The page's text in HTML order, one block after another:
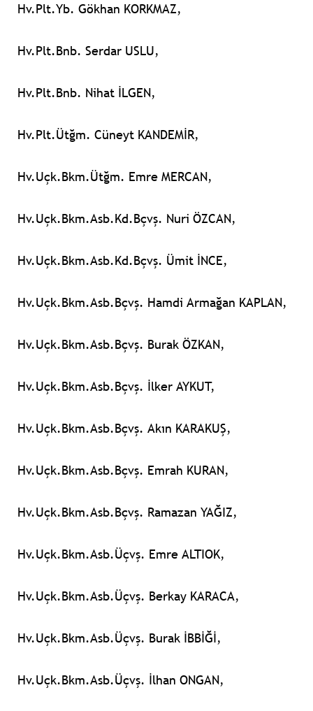
Hv.Plt.Yb. Gökhan KORKMAZ,
Hv.Plt.Bnb. Serdar USLU,
Hv.Plt.Bnb. Nihat İLGEN,
Hv.Plt.Ütğm. Cüneyt KANDEMİR,
Hv.Uçk.Bkm.Ütğm. Emre MERCAN,
Hv.Uçk.Bkm.Asb.Kd.Bçvş. Nuri ÖZCAN,
Hv.Uçk.Bkm.Asb.Kd.Bçvş. Ümit İNCE,
Hv.Uçk.Bkm.Asb.Bçvş. Hamdi Armağan KAPLAN,
Hv.Uçk.Bkm.Asb.Bçvş. Burak ÖZKAN,
Hv.Uçk.Bkm.Asb.Bçvş. İlker AYKUT,
Hv.Uçk.Bkm.Asb.Bçvş. Akın KARAKUŞ,
Hv.Uçk.Bkm.Asb.Bçvş. Emrah KURAN,
Hv.Uçk.Bkm.Asb.Bçvş. Ramazan YAĞIZ,
Hv.Uçk.Bkm.Asb.Üçvş. Emre ALTIOK,
Hv.Uçk.Bkm.Asb.Üçvş. Berkay KARACA,
Hv.Uçk.Bkm.Asb.Üçvş. Burak İBBİĞİ,
Hv.Uçk.Bkm.Asb.Üçvş. İlhan ONGAN,